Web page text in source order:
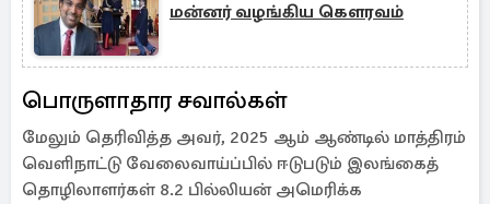
மன்னர் வழங்கிய கௌரவம்
பொருளாதார சவால்கள்
மேலும் தெரிவித்த அவர், 2025 ஆம் ஆண்டில் மாத்திரம்
வெளிநாட்டு வேலைவாய்ப்பில் ஈடுபடும் இலங்கைத்
தொழிலாளர்கள் 8.2 பில்லியன் அமெரிக்க